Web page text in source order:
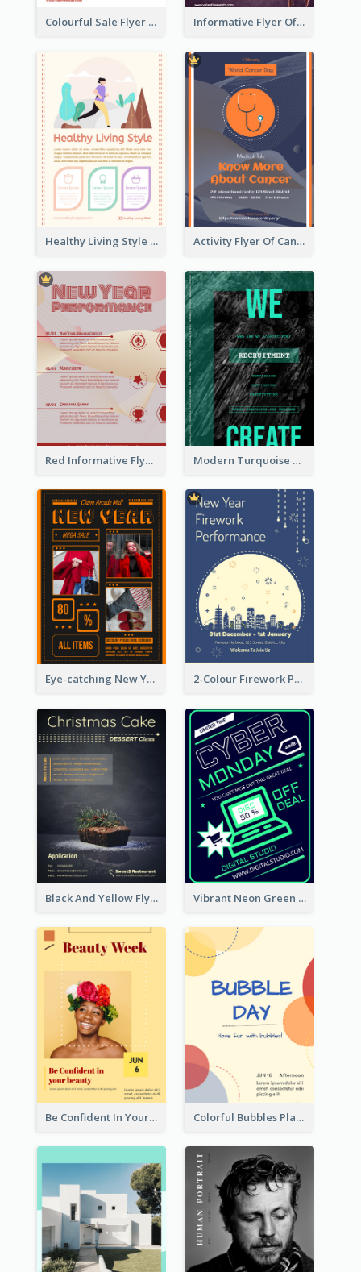
Colourful Sale Flyer Of Valentine Day With Photo Informative Flyer Of Valentine Activities In Dark Colour Tone
Healthy Living Style Flyer In Warm Colour Tone Activity Flyer Of Cancer Talk In Dark Colour Tone
Red Informative Flyers With Simple Graphics Modern Turquoise Recruitment Design Template
Eye-catching New Year Outlet Design Template 2-Colour Firework Performance With City Background
Black And Yellow Flyer Of Desert Class Vibrant Neon Green Cyber Monday Deal Flyer Design Ideas
Be Confident In Your Beauty Week Flyer Colorful Bubbles Playing With Bubbles Flyer